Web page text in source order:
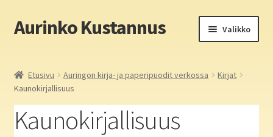
Siirry
navigointiin
Siirry
sisältöön
Aurinko Kustannus Valikko
Yritys
In English
Etusivu Auringon kirja- ja paperipuodit verkossa
Kirjat
Kaunokirjallisuus
Kaunokirjallisuus